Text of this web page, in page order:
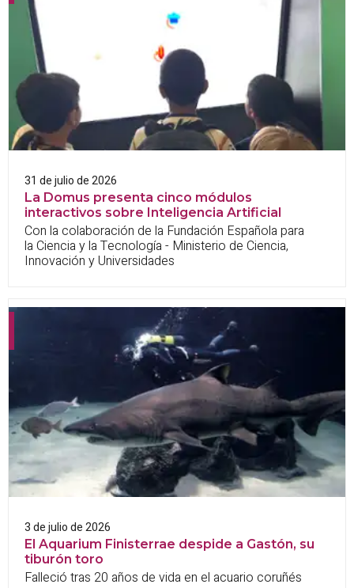
31 de julio de 2026
La Domus presenta cinco módulos
interactivos sobre Inteligencia Artificial
Con la colaboración de la Fundación Española para
la Ciencia y la Tecnología - Ministerio de Ciencia,
Innovación y Universidades
3 de julio de 2026
El Aquarium Finisterrae despide a Gastón, su
tiburón toro
Falleció tras 20 años de vida en el acuario coruñés